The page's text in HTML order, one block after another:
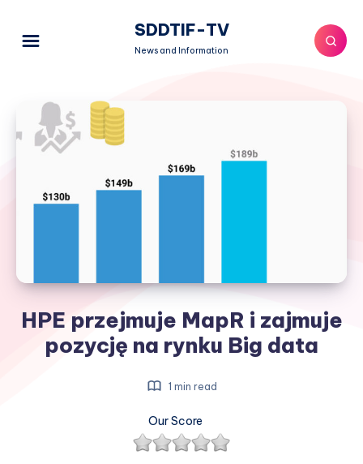
SDDTIF-TV
News and Information
HPE przejmuje MapR i zajmuje
pozycję na rynku Big data
1 min read
Our Score